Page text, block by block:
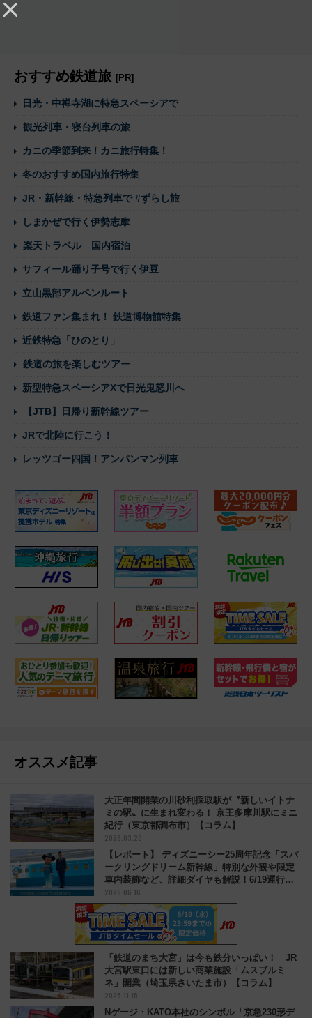
おすすめ鉄道旅 [PR]
日光・中禅寺湖に特急スペーシアで
観光列車・寝台列車の旅
カニの季節到来！カニ旅行特集！
冬のおすすめ国内旅行特集
JR・新幹線・特急列車で #ずらし旅
しまかぜで行く伊勢志摩
楽天トラベル 国内宿泊
サフィール踊り子号で行く伊豆
立山黒部アルペンルート
鉄道ファン集まれ！ 鉄道博物館特集
近鉄特急「ひのとり」
鉄道の旅を楽しむツアー
新型特急スペーシアXで日光鬼怒川へ
【JTB】日帰り新幹線ツアー
JRで北陸に行こう！
レッツゴー四国！アンパンマン列車
オススメ記事
大正年間開業の川砂利採取駅が〝新しいイトナ
ミの駅〟に生まれ変わる！ 京王多摩川駅にミニ
紀行（東京都調布市）【コラム】
2026.03.20
【レポート】 ディズニーシー25周年記念「スパ
ークリングドリーム新幹線」特別な外観や限定
車内装飾など、詳細ダイヤも解説！6/19運行開
始
2026.06.16
「鉄道のまち大宮」は今も鉄分いっぱい！ JR
大宮駅東口には新しい商業施設「ムスブルミ
ネ」開業（埼玉県さいたま市）【コラム】
2025.11.15
Nゲージ・KATO本社のシンボル「京急230形デ